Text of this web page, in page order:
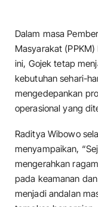
Dalam masa
Masyarakat
ini, Gojek tetap
kebutuhan sehari-
mengedepankan
operasional yang
Raditya Wibowo
menyampaikan,
mengerahkan
pada keamanan
menjadi andalan